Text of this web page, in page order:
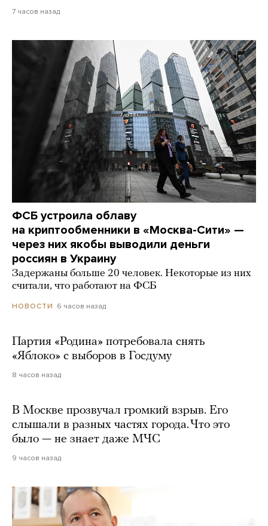
7 часов назад
ФСБ устроила облаву
на криптообменники в «Москва-Сити» —
через них якобы выводили деньги
россиян в Украину
Задержаны больше 20 человек. Некоторые из них
считали, что работают на ФСБ
НОВОСТИ 6 часов назад
Партия «Родина» потребовала снять
«Яблоко» с выборов в Госдуму
8 часов назад
В Москве прозвучал громкий взрыв. Его
слышали в разных частях города. Что это
было — не знает даже МЧС
9 часов назад